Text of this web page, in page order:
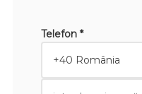
Telefon *